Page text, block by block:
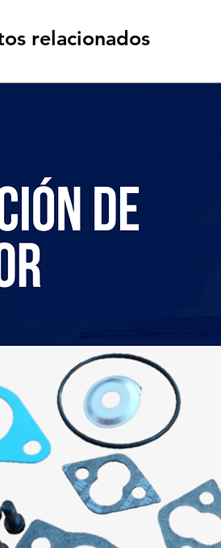
relacionados